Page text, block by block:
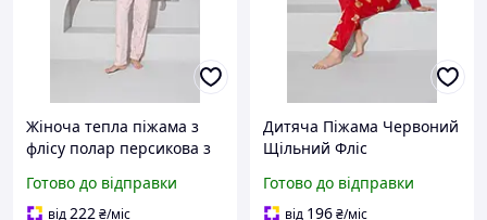
Жіноча тепла піжама з
флісу полар персикова з
Рудольфа комплект
штани кофта DBUY
Готово до відправки
від222₴/міс
Дитяча Піжама Червоний
Щільний Фліс
Ведмедики Hope Toyvoo
Готово до відправки
від 196₴/міс